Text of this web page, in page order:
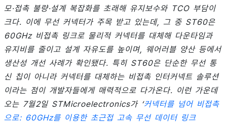
모·접촉 불량·설계 복잡화를 초래해 유지보수와 TCO 부담이
크다. 이에 무선 커넥터가 주목 받고 있는데, 그 중 ST60은
60GHz 비접촉 링크로 물리적 커넥터를 대체해 다운타임과
유지비를 줄이고 설계 자유도를 높이며, 웨어러블 양산 등에서
생산성 개선 사례가 확인됐다. 특히 ST60은 단순한 무선 통
신 칩이 아니라 커넥터를 대체하는 비접촉 인터커넥트 솔루션
이라는 점이 개발자들에게 매력적으로 다가온다. 이런 가운데
오는 7월2일 STMicroelectronics가 ‘커넥터를 넘어 비접촉
으로: 60GHz를 이용한 초근접 고속 무선 데이터 링크